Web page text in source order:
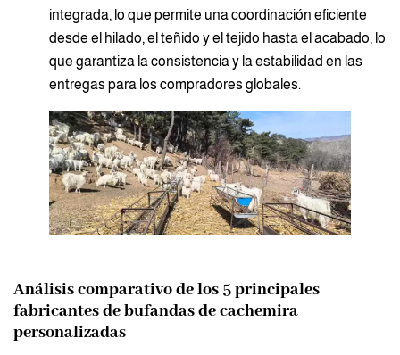
integrada, lo que permite una coordinación eficiente
desde el hilado, el teñido y el tejido hasta el acabado, lo
que garantiza la consistencia y la estabilidad en las
entregas para los compradores globales.
Análisis comparativo de los 5 principales
fabricantes de bufandas de cachemira
personalizadas